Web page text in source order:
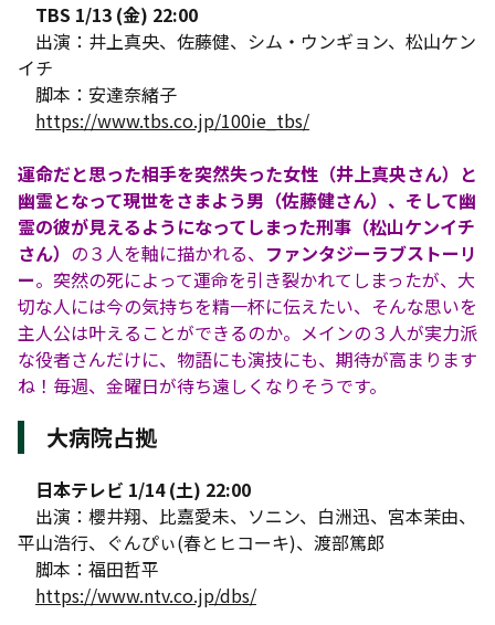
TBS 1/13 (金) 22:00
出演：井上真央、佐藤健、シム・ウンギョン、松山ケン
イチ
脚本：安達奈緒子
https://www.tbs.co.jp/100ie_tbs/
運命だと思った相手を突然失った女性（井上真央さん）と
幽霊となって現世をさまよう男（佐藤健さん）、そして幽
霊の彼が見えるようになってしまった刑事（松山ケンイチ
さん） の３人を軸に描かれる、 ファンタジーラブストーリ
ー。突然の死によって運命を引き裂かれてしまったが、大
切な人には今の気持ちを精一杯に伝えたい、そんな思いを
主人公は叶えることができるのか。メインの３人が実力派
な役者さんだけに、物語にも演技にも、期待が高まります
ね！毎週、金曜日が待ち遠しくなりそうです。
大病院占拠
日本テレビ 1/14 (土) 22:00
出演：櫻井翔、比嘉愛未、ソニン、白洲迅、宮本茉由、
平山浩行、ぐんぴぃ(春とヒコーキ)、渡部篤郎
脚本：福田哲平
https://www.ntv.co.jp/dbs/